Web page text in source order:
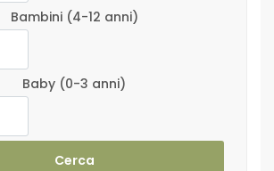
Bambini (4-12 anni)
Baby (0-3 anni)
Cerca